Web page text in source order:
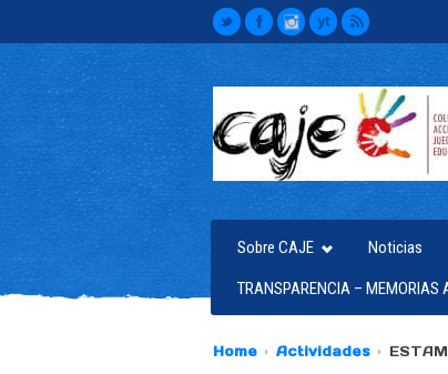
Sobre CAJE Noticias
TRANSPARENCIA – MEMORIAS
Home Actividades